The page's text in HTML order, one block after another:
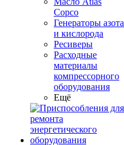
Copco
Генераторы азота
и кислорода
Ресиверы
Расходные
материалы
компрессорного
оборудования
Ещё